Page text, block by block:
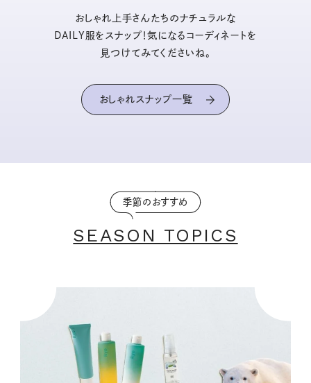
おしゃれ上手さんたちのナチュラルな
DAILY服をスナップ！気になるコーディネートを
見つけてみてくださいね。
おしゃれスナップ一覧
季節のおすすめ
SEASON TOPICS